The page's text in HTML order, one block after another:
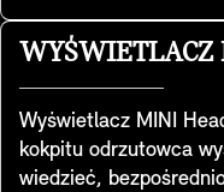
zagłówki i oferują
pokonywania
Wyświetlacz MINI
kokpitu odrzutowca
wiedzieć,